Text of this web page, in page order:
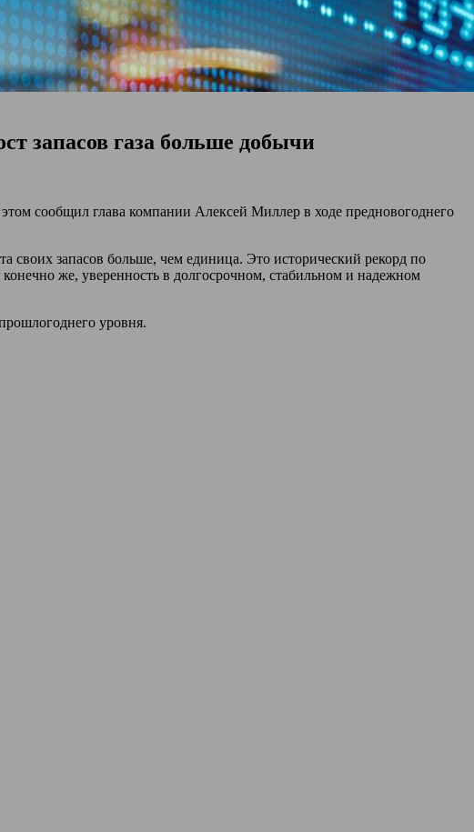
запасов газа больше добычи
сообщил глава компании Алексей Миллер в ходе предновогоднего
своих запасов больше, чем единица. Это исторический рекорд по
же, уверенность в долгосрочном, стабильном и надежном
уровня.